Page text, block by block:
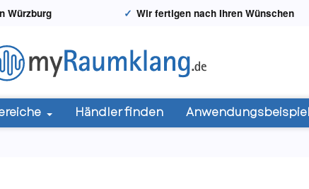
Würzburg Wir fertigen nach Ihren Wünschen
Händler finden